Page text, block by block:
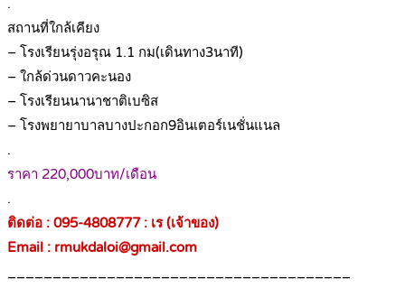
.
สถานที่ใกล้เคียง
– โรงเรียนรุ่งอรุณ 1.1 กม(เดินทาง3นาที)
– ใกล้ด่วนดาวคะนอง
– โรงเรียนนานาชาติเบซิส
– โรงพยายาบาลบางปะกอก9อินเตอร์เนชั่นแนล
.
ราคา 220,000บาท/เดือน
.
ติดต่อ : 095-4808777 : เร (เจ้าของ)
Email : rmukdaloi@gmail.com